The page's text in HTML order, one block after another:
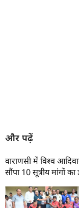
और पढ़ें
वाराणसी में विश्व
सौंपा 10 सूत्रीय मांगों का